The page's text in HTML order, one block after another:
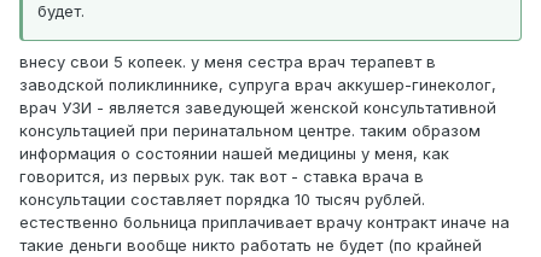
будет.
внесу свои 5 копеек. у меня сестра врач терапевт в
заводской поликлиннике, супруга врач аккушер-гинеколог,
врач УЗИ - является заведующей женской консультативной
консультацией при перинатальном центре. таким образом
информация о состоянии нашей медицины у меня, как
говорится, из первых рук. так вот - ставка врача в
консультации составляет порядка 10 тысяч рублей.
естественно больница приплачивает врачу контракт иначе на
такие деньги вообще никто работать не будет (по крайней